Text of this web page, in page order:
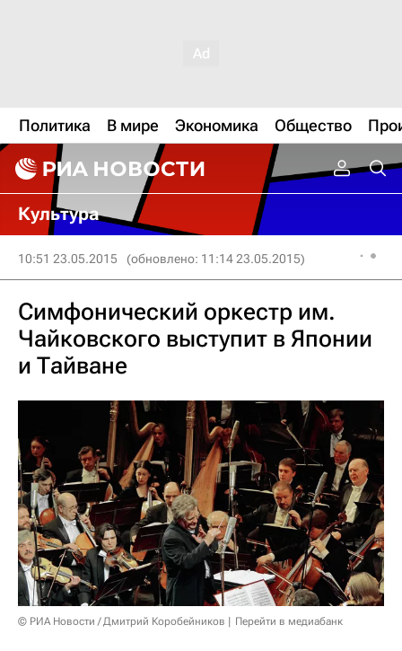
Политика В мире Экономика Общество
Культура
10:51 23.05.2015 (обновлено: 11:14 23.05.2015)
Симфонический оркестр им.
Чайковского выступит в Японии
и Тайване
© РИА Новости / Дмитрий Коробейников Перейти в медиабанк